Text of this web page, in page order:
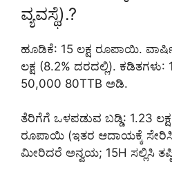
ವ್ಯವಸ್ಥೆ).?
ಹೂಡಿಕೆ: 15 ಲಕ್ಷ ರೂಪಾಯಿ.
ಲಕ್ಷ (8.2% ದರದಲ್ಲಿ). ಕಡಿತಗಳು:
50,000 80TTB ಅಡಿ.
ತೆರಿಗೆಗೆ ಒಳಪಡುವ ಬಡ್ಡಿ: 1.23
ರೂಪಾಯಿ (ಇತರ ಆದಾಯಕ್ಕೆ
ಮೀರಿದರೆ ಅನ್ವಯ; 15H ಸಲ್ಲಿಸಿ